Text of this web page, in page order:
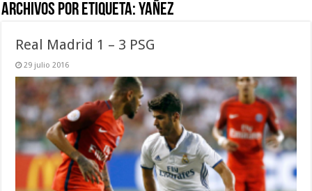
Archivos por etiqueta:Yañez
Real Madrid 1 – 3 PSG
29 julio 2016